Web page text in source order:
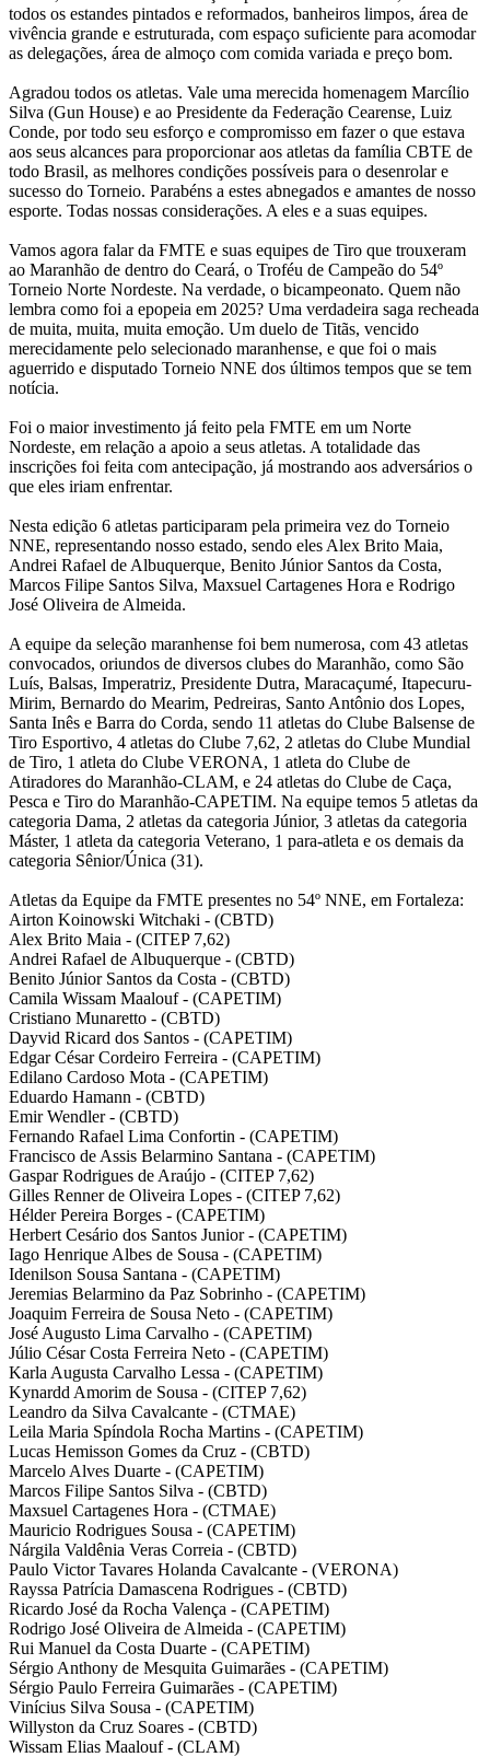
todos os estandes pintados e reformados, banheiros limpos, área de
vivência grande e estruturada, com espaço suficiente para acomodar
as delegações, área de almoço com comida variada e preço bom.
Agradou todos os atletas. Vale uma merecida homenagem Marcílio
Silva (Gun House) e ao Presidente da Federação Cearense, Luiz
Conde, por todo seu esforço e compromisso em fazer o que estava
aos seus alcances para proporcionar aos atletas da família CBTE de
todo Brasil, as melhores condições possíveis para o desenrolar e
sucesso do Torneio. Parabéns a estes abnegados e amantes de nosso
esporte. Todas nossas considerações. A eles e a suas equipes.
Vamos agora falar da FMTE e suas equipes de Tiro que trouxeram
ao Maranhão de dentro do Ceará, o Troféu de Campeão do 54º
Torneio Norte Nordeste. Na verdade, o bicampeonato. Quem não
lembra como foi a epopeia em 2025? Uma verdadeira saga recheada
de muita, muita, muita emoção. Um duelo de Titãs, vencido
merecidamente pelo selecionado maranhense, e que foi o mais
aguerrido e disputado Torneio NNE dos últimos tempos que se tem
notícia.
Foi o maior investimento já feito pela FMTE em um Norte
Nordeste, em relação a apoio a seus atletas. A totalidade das
inscrições foi feita com antecipação, já mostrando aos adversários o
que eles iriam enfrentar.
Nesta edição 6 atletas participaram pela primeira vez do Torneio
NNE, representando nosso estado, sendo eles Alex Brito Maia,
Andrei Rafael de Albuquerque, Benito Júnior Santos da Costa,
Marcos Filipe Santos Silva, Maxsuel Cartagenes Hora e Rodrigo
José Oliveira de Almeida.
A equipe da seleção maranhense foi bem numerosa, com 43 atletas
convocados, oriundos de diversos clubes do Maranhão, como São
Luís, Balsas, Imperatriz, Presidente Dutra, Maracaçumé, Itapecuru-
Mirim, Bernardo do Mearim, Pedreiras, Santo Antônio dos Lopes,
Santa Inês e Barra do Corda, sendo 11 atletas do Clube Balsense de
Tiro Esportivo, 4 atletas do Clube 7,62, 2 atletas do Clube Mundial
de Tiro, 1 atleta do Clube VERONA, 1 atleta do Clube de
Atiradores do Maranhão-CLAM, e 24 atletas do Clube de Caça,
Pesca e Tiro do Maranhão-CAPETIM. Na equipe temos 5 atletas da
categoria Dama, 2 atletas da categoria Júnior, 3 atletas da categoria
Máster, 1 atleta da categoria Veterano, 1 para-atleta e os demais da
categoria Sênior/Única (31).
Atletas da Equipe da FMTE presentes no 54º NNE, em Fortaleza:
Airton Koinowski Witchaki - (CBTD)
Alex Brito Maia - (CITEP 7,62)
Andrei Rafael de Albuquerque - (CBTD)
Benito Júnior Santos da Costa - (CBTD)
Camila Wissam Maalouf - (CAPETIM)
Cristiano Munaretto - (CBTD)
Dayvid Ricard dos Santos - (CAPETIM)
Edgar César Cordeiro Ferreira - (CAPETIM)
Edilano Cardoso Mota - (CAPETIM)
Eduardo Hamann - (CBTD)
Emir Wendler - (CBTD)
Fernando Rafael Lima Confortin - (CAPETIM)
Francisco de Assis Belarmino Santana - (CAPETIM)
Gaspar Rodrigues de Araújo - (CITEP 7,62)
Gilles Renner de Oliveira Lopes - (CITEP 7,62)
Hélder Pereira Borges - (CAPETIM)
Herbert Cesário dos Santos Junior - (CAPETIM)
Iago Henrique Albes de Sousa - (CAPETIM)
Idenilson Sousa Santana - (CAPETIM)
Jeremias Belarmino da Paz Sobrinho - (CAPETIM)
Joaquim Ferreira de Sousa Neto - (CAPETIM)
José Augusto Lima Carvalho - (CAPETIM)
Júlio César Costa Ferreira Neto - (CAPETIM)
Karla Augusta Carvalho Lessa - (CAPETIM)
Kynardd Amorim de Sousa - (CITEP 7,62)
Leandro da Silva Cavalcante - (CTMAE)
Leila Maria Spíndola Rocha Martins - (CAPETIM)
Lucas Hemisson Gomes da Cruz - (CBTD)
Marcelo Alves Duarte - (CAPETIM)
Marcos Filipe Santos Silva - (CBTD)
Maxsuel Cartagenes Hora - (CTMAE)
Mauricio Rodrigues Sousa - (CAPETIM)
Nárgila Valdênia Veras Correia - (CBTD)
Paulo Victor Tavares Holanda Cavalcante - (VERONA)
Rayssa Patrícia Damascena Rodrigues - (CBTD)
Ricardo José da Rocha Valença - (CAPETIM)
Rodrigo José Oliveira de Almeida - (CAPETIM)
Rui Manuel da Costa Duarte - (CAPETIM)
Sérgio Anthony de Mesquita Guimarães - (CAPETIM)
Sérgio Paulo Ferreira Guimarães - (CAPETIM)
Vinícius Silva Sousa - (CAPETIM)
Willyston da Cruz Soares - (CBTD)
Wissam Elias Maalouf - (CLAM)